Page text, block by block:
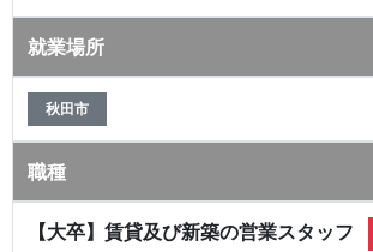
就業場所
秋田市
職種
【大卒】賃貸及び新築の営業スタッフ